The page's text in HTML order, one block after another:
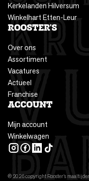
Kerkelanden Hilversum
Winkelhart Etten-Leur
ROOSTER'S
Over ons
Assortiment
Vacatures
Actueel
Franchise
ACCOUNT
Mijn account
Winkelwagen
INSTAGRAM
FACEBOOK
LINKEDIN
TIKTOK
® 2026 copyright Rooster’s